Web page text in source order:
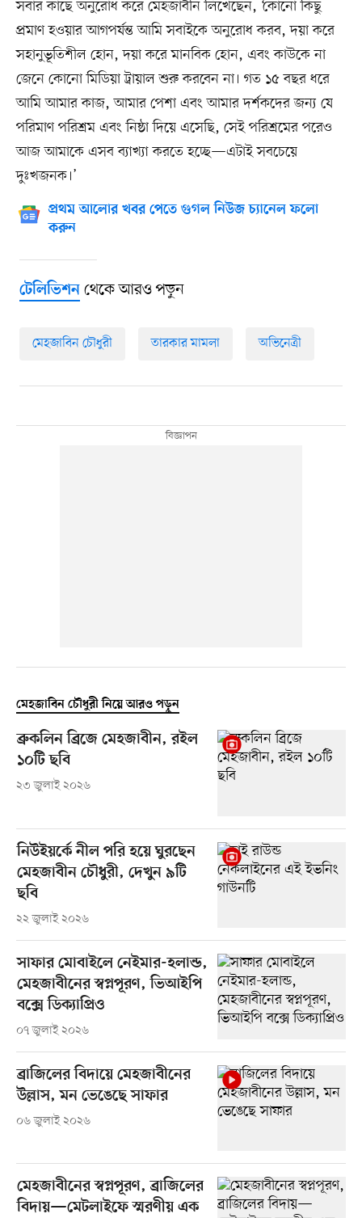
সবার কাছে অনুরোধ করে মেহজাবীন লিখেছেন, ‘কোনো কিছু
প্রমাণ হওয়ার আগপর্যন্ত আমি সবাইকে অনুরোধ করব, দয়া করে
সহানুভূতিশীল হোন, দয়া করে মানবিক হোন, এবং কাউকে না
জেনে কোনো মিডিয়া ট্রায়াল শুরু করবেন না। গত ১৫ বছর ধরে
আমি আমার কাজ, আমার পেশা এবং আমার দর্শকদের জন্য যে
পরিমাণ পরিশ্রম এবং নিষ্ঠা দিয়ে এসেছি, সেই পরিশ্রমের পরেও
আজ আমাকে এসব ব্যাখ্যা করতে হচ্ছে—এটাই সবচেয়ে
দুঃখজনক।’
প্রথম আলোর খবর পেতে গুগল নিউজ চ্যানেল ফলো
করুন
টেলিভিশনথেকে আরও পড়ুন
মেহজাবিন চৌধুরী তারকার মামলা অভিনেত্রী
মেহজাবিন চৌধুরী নিয়ে আরও পড়ুন
ব্রুকলিন ব্রিজে মেহজাবীন, রইল
১০টি ছবি
২৩ জুলাই ২০২৬
নিউইয়র্কে নীল পরি হয়ে ঘুরছেন
মেহজাবীন চৌধুরী, দেখুন ৯টি
ছবি
২২ জুলাই ২০২৬
সাফার মোবাইলে নেইমার-হলান্ড,
মেহজাবীনের স্বপ্নপূরণ, ভিআইপি
বক্সে ডিক্যাপ্রিও
০৭ জুলাই ২০২৬
ব্রাজিলের বিদায়ে মেহজাবীনের
উল্লাস, মন ভেঙেছে সাফার
০৬ জুলাই ২০২৬
মেহজাবীনের স্বপ্নপূরণ, ব্রাজিলের
বিদায়—মেটলাইফে স্মরণীয় এক